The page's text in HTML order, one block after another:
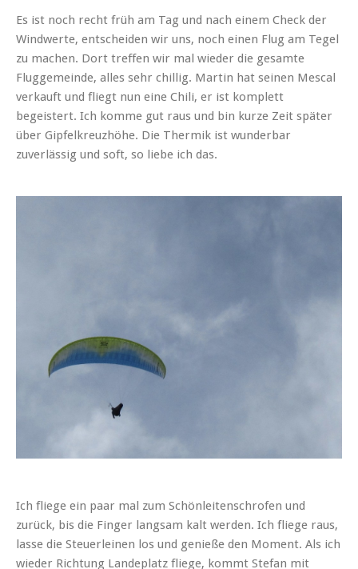
Es ist noch recht früh am Tag und nach einem Check der
Windwerte, entscheiden wir uns, noch einen Flug am Tegel
zu machen. Dort treffen wir mal wieder die gesamte
Fluggemeinde, alles sehr chillig. Martin hat seinen Mescal
verkauft und fliegt nun eine Chili, er ist komplett
begeistert. Ich komme gut raus und bin kurze Zeit später
über Gipfelkreuzhöhe. Die Thermik ist wunderbar
zuverlässig und soft, so liebe ich das.
Ich fliege ein paar mal zum Schönleitenschrofen und
zurück, bis die Finger langsam kalt werden. Ich fliege raus,
lasse die Steuerleinen los und genieße den Moment. Als ich
wieder Richtung Landeplatz fliege, kommt Stefan mit